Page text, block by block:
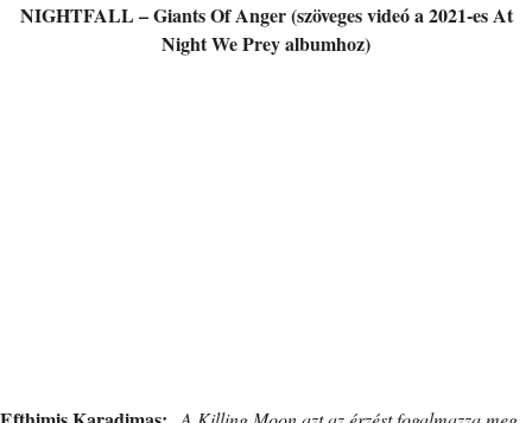
NIGHTFALL – Giants Of Anger (szöveges videó a 2021-es At
Night We Prey albumhoz)